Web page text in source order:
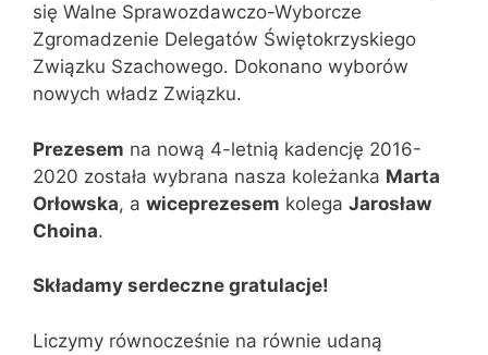
się Walne Sprawozdawczo-Wyborcze
Zgromadzenie Delegatów Świętokrzyskiego
Związku Szachowego. Dokonano wyborów
nowych władz Związku.
Prezesem na nową 4-letnią kadencję 2016-
2020 została wybrana nasza koleżanka Marta
Orłowska, a wiceprezesem kolega Jarosław
Choina.
Składamy serdeczne gratulacje!
Liczymy równocześnie na równie udaną